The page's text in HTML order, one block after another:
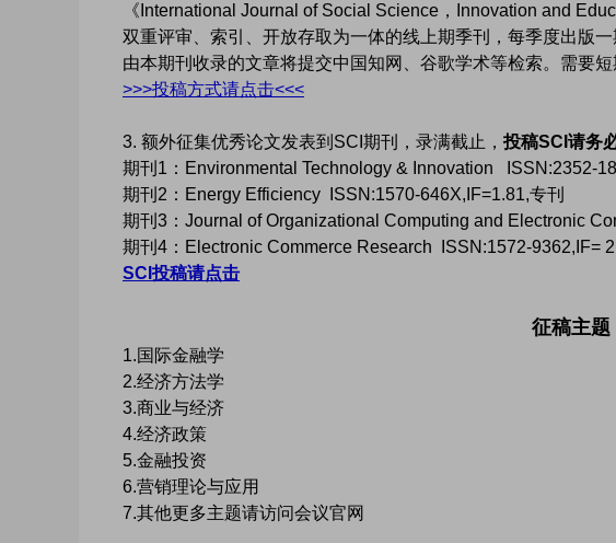
《International Journal of Social Science，Innovation and
双重评审、索引、开放存取为一体的线上期季刊，每季度出版一
由本期刊收录的文章将提交中国知网、谷歌学术等检索。需要短
>>>投稿方式请点击<<<
3. 额外征集优秀论文发表到SCI期刊，录满截止， 投稿SCI请务
期刊1：Environmental Technology & Innovation ISSN:2352-
期刊2：Energy Efficiency ISSN:1570-646X,IF=1.81,专刊
期刊3：Journal of Organizational Computing and Electronic
期刊4：Electronic Commerce Research ISSN:1572-9362,IF=
SCI投稿请点击
征稿主题
1.国际金融学
2.经济方法学
3.商业与经济
4.经济政策
5.金融投资
6.营销理论与应用
7.其他更多主题请访问会议官网